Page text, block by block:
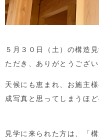
５月３０日（土）の構造
ただき、ありがとうござい
天候にも恵まれ、お施主
成写真と思ってしまうほ
見学に来られた方は、「